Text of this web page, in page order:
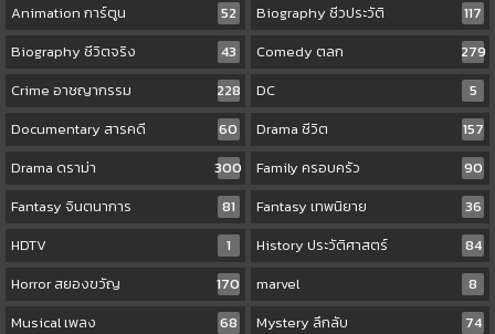
Animation การ์ตูน
52 Biography ชีวประวัติ
117
Biography ชีวิตจริง
43 Comedy ตลก
279
Crime อาชญากรรม
228 DC
5
Documentary สารคดี
60 Drama ชีวิต
157
Drama ดราม่า
300 Family ครอบครัว
90
Fantasy จินตนาการ
81 Fantasy เทพนิยาย
36
HDTV
1 History ประวัติศาสตร์
84
Horror สยองขวัญ
170 marvel
8
Musical เพลง
68 Mystery ลึกลับ
74